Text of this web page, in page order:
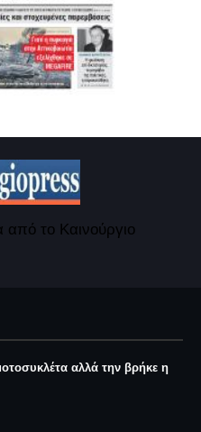
το Καινούργιο
αλλά την βρήκε η